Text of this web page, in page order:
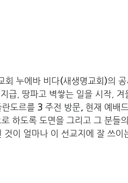
회 누에바 비다(새생명교회 )의
급, 땅파고 벽쌓는 일을 시작, 겨
도르를 3 주전 방문, 현재 예배
하도록 도면을 그리고 그 분들
것이 얼마나 이 선교지에 잘 쓰이